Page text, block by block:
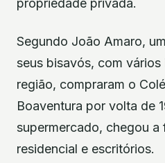
propriedade privada.
Segundo João Amaro,
seus bisavós, com vários
região, compraram o
Boaventura por volta de
supermercado, chegou a
residencial e escritórios.